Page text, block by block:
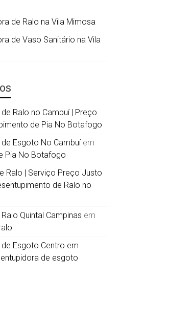
de Ralo na Vila Mimosa
de Vaso Sanitário na Vila
Ralo no Cambuí | Preço
de Pia No Botafogo
Esgoto No Cambuíem
Pia No Botafogo
Ralo | Serviço Preço Justo
de Ralo no
Quintal Campinas em
Esgoto Centro em
de esgoto